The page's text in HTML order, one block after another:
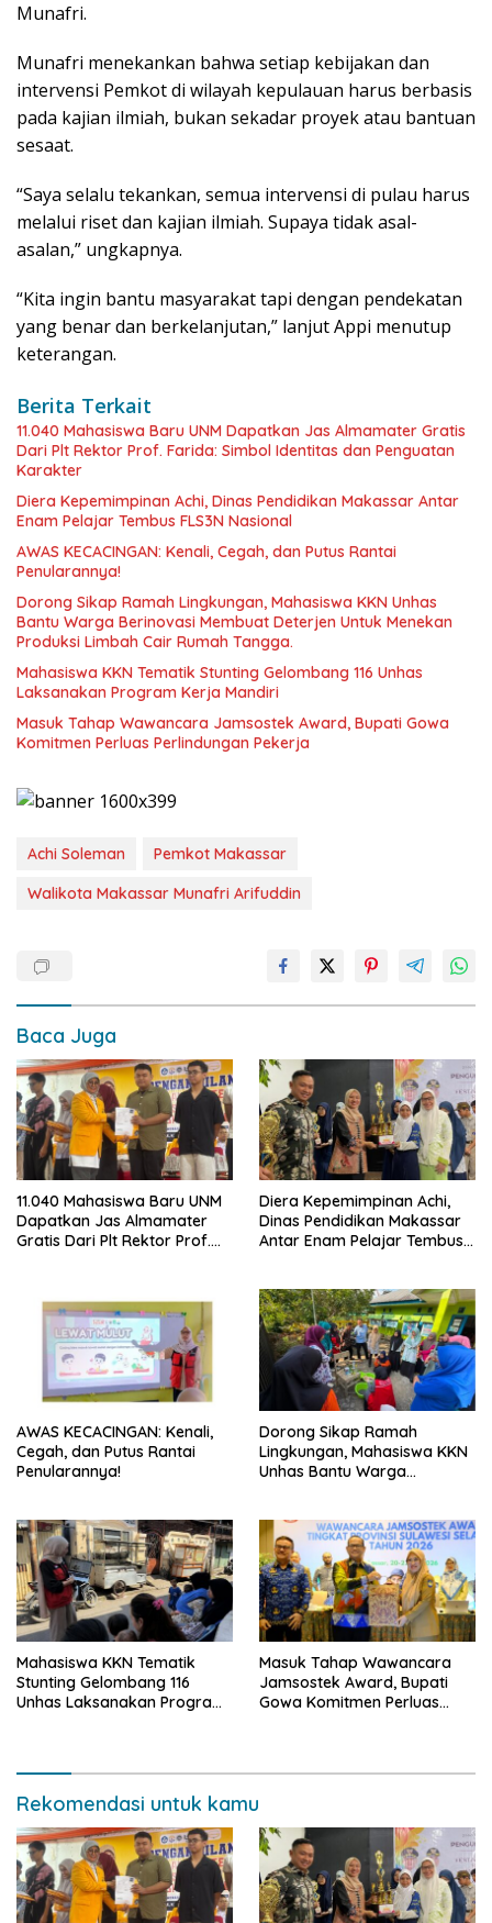
Munafri.
Munafri menekankan bahwa setiap kebijakan dan
intervensi Pemkot di wilayah kepulauan harus berbasis
pada kajian ilmiah, bukan sekadar proyek atau bantuan
sesaat.
“Saya selalu tekankan, semua intervensi di pulau harus
melalui riset dan kajian ilmiah. Supaya tidak asal-
asalan,” ungkapnya.
“Kita ingin bantu masyarakat tapi dengan pendekatan
yang benar dan berkelanjutan,” lanjut Appi menutup
keterangan.
Berita Terkait
11.040 Mahasiswa Baru UNM Dapatkan Jas Almamater Gratis
Dari Plt Rektor Prof. Farida: Simbol Identitas dan Penguatan
Karakter
Diera Kepemimpinan Achi, Dinas Pendidikan Makassar Antar
Enam Pelajar Tembus FLS3N Nasional
AWAS KECACINGAN: Kenali, Cegah, dan Putus Rantai
Penularannya!
Dorong Sikap Ramah Lingkungan, Mahasiswa KKN Unhas
Bantu Warga Berinovasi Membuat Deterjen Untuk Menekan
Produksi Limbah Cair Rumah Tangga.
Mahasiswa KKN Tematik Stunting Gelombang 116 Unhas
Laksanakan Program Kerja Mandiri
Masuk Tahap Wawancara Jamsostek Award, Bupati Gowa
Komitmen Perluas Perlindungan Pekerja
Achi Soleman
Pemkot Makassar
Walikota Makassar Munafri Arifuddin
Baca Juga
11.040 Mahasiswa Baru UNM
Dapatkan Jas Almamater
Gratis Dari Plt Rektor Prof.
Diera Kepemimpinan Achi,
Dinas Pendidikan Makassar
Antar Enam Pelajar Tembus
AWAS KECACINGAN: Kenali,
Cegah, dan Putus Rantai
Penularannya!
Dorong Sikap Ramah
Lingkungan, Mahasiswa KKN
Unhas Bantu Warga
Produksi Limbah Cair Rumah
Tangga.
Mahasiswa KKN Tematik
Stunting Gelombang 116
Unhas Laksanakan Program
Masuk Tahap Wawancara
Jamsostek Award, Bupati
Gowa Komitmen Perluas
Rekomendasi untuk kamu